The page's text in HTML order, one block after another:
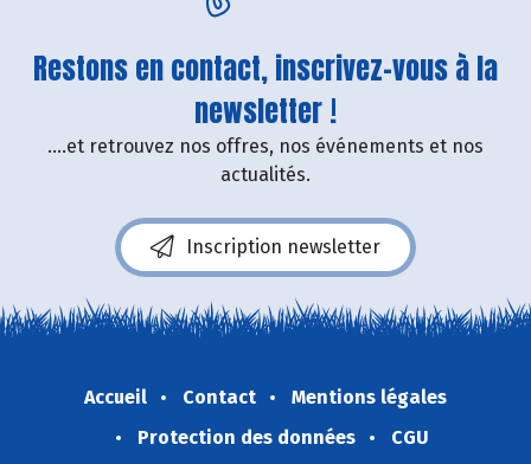
Restons en contact, inscrivez-vous à la
newsletter !
....et retrouvez nos offres, nos événements et nos
actualités.
Inscription newsletter
Accueil Contact
Mentions légales
Protection des données
CGU